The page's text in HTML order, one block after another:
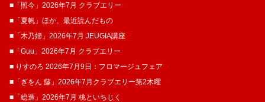
■「照今」2026年7月 クラブエリー
■「夏帆」ほか、最近読んだもの
■「木乃婦」2026年7月 JEUGIA講座
■「Guu」2026年7月 クラブエリー
■ りすのろ 2026年7月9日：フロマージュフェア
■「ぎをん 藤」2026年7月クラブエリー第2木曜
■「総造」2026年7月 桃といちじく